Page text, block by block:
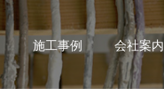
施工事例 会社案内